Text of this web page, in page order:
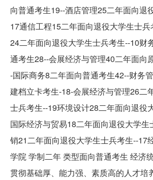
向普通考生19--酒店管理25二年面向退
17通信工程15二年面向退役大学生士
24二年面向退役大学生士兵考生--10财
通考生28--会展经济与管理40二年面向
-国际商务8二年面向普通考生42--财务
建档立卡考生-18-会展经济与管理26二
士兵考生--19环境设计28二年面向退役
国际经济与贸易18二年面向退役大学生
销21二年面向退役大学生士兵考生--17
学院 学制二年 类型面向普通考生 经济
贯彻基础厚、能力强、素质高的人才培